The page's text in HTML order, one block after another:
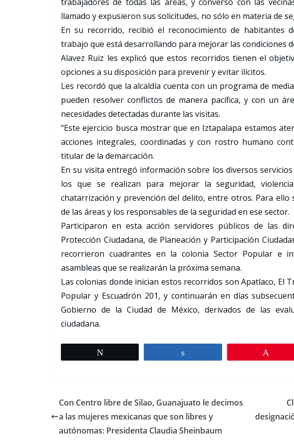
llamado y expusieron sus solicitudes, no sólo en materia de
En su recorrido, recibió el reconocimiento de habitantes
trabajo que está desarrollando para mejorar las condiciones
Alavez Ruiz les explicó que estos recorridos tienen el
opciones a su disposición para prevenir y evitar ilícitos.
Les recordó que la alcaldía cuenta con un programa de
pueden resolver conflictos de manera pacífica, y con un
necesidades detectadas durante las visitas.
“Este ejercicio busca mostrar que en Iztapalapa estamos
acciones integrales, coordinadas y con rostro humano
titular de la demarcación.
En su visita entregó información sobre los diversos
los que se realizan para mejorar la seguridad,
chatarrización y prevención del delito, entre otros. Para
de las áreas y los responsables de la seguridad en ese sector.
Participaron en esta acción servidores públicos de las
Protección Ciudadana, de Planeación y Participación
recorrieron cuadrantes en la colonia Sector Popular e
asambleas que se realizarán la próxima semana.
Las colonias donde inician estos recorridos son Apatlaco, El
Popular y Escuadrón 201, y continuarán en días
Gobierno de la Ciudad de México, derivados de las
ciudadana.
Con Centro libre de Silao, Guanajuato le decimos
a las mujeres mexicanas que son libres y
autónomas: Presidenta Claudia Sheinbaum